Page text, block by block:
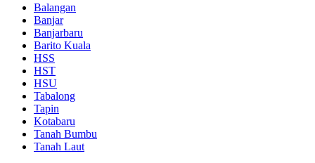
Balangan
Banjar
Banjarbaru
Barito Kuala
HSS
HST
HSU
Tabalong
Tapin
Kotabaru
Tanah Bumbu
Tanah Laut